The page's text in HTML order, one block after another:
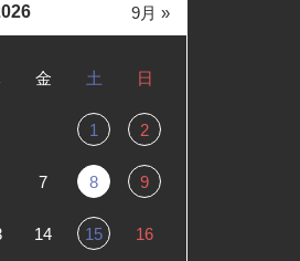
金 土 日
1 2
7 8 9
14 15 16
9月 »